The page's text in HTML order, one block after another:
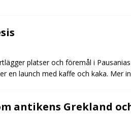
platser och föremål i
en launch med kaffe och kaka. Mer
antikens Grekland